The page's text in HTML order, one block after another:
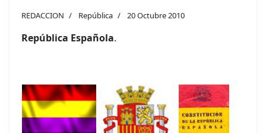
REDACCION República 20 Octubre 2010
República Española.